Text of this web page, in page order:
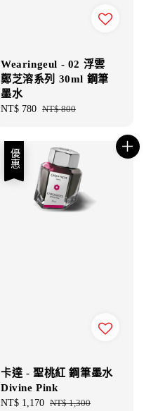
Wearingeul - 02 浮雲
鄭芝溶系列 30ml 鋼筆
墨水
Sale
NT$ 780 Regular
NT$ 800
優惠
卡達 - 聖桃紅 鋼筆墨水
Divine Pink
Sale
NT$ 1,170 Regular
NT$ 1,300